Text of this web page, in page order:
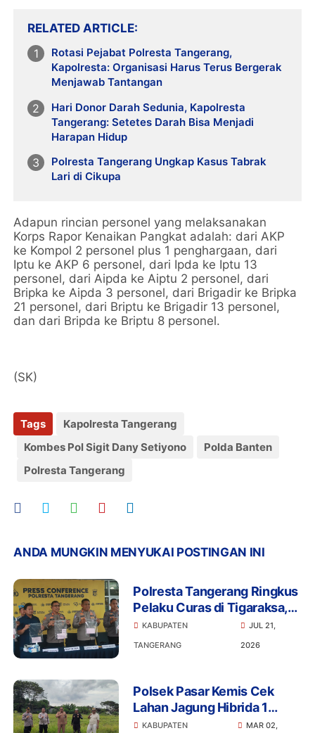
RELATED ARTICLE
Rotasi Pejabat Polresta Tangerang,
Kapolresta: Organisasi Harus Terus Bergerak
Menjawab Tantangan
Hari Donor Darah Sedunia, Kapolresta
Tangerang: Setetes Darah Bisa Menjadi
Harapan Hidup
Polresta Tangerang Ungkap Kasus Tabrak
Lari di Cikupa
Adapun rincian personel yang melaksanakan
Korps Rapor Kenaikan Pangkat adalah: dari AKP
ke Kompol 2 personel plus 1 penghargaan, dari
Iptu ke AKP 6 personel, dari Ipda ke Iptu 13
personel, dari Aipda ke Aiptu 2 personel, dari
Bripka ke Aipda 3 personel, dari Brigadir ke Bripka
21 personel, dari Briptu ke Brigadir 13 personel,
dan dari Bripda ke Briptu 8 personel.
(SK)
Tags
Kapolresta Tangerang
Kombes Pol Sigit Dany Setiyono
Polda Banten
Polresta Tangerang
ANDA MUNGKIN MENYUKAI POSTINGAN INI
Polresta Tangerang Ringkus
Pelaku Curas di Tigaraksa,
Penadah Motor Hasil
Rampasan Diburu
KABUPATEN
TANGERANG
JUL 21,
2026
Polsek Pasar Kemis Cek
Lahan Jagung Hibrida 1
Hektare, Dukung Program
KABUPATEN MAR 02,